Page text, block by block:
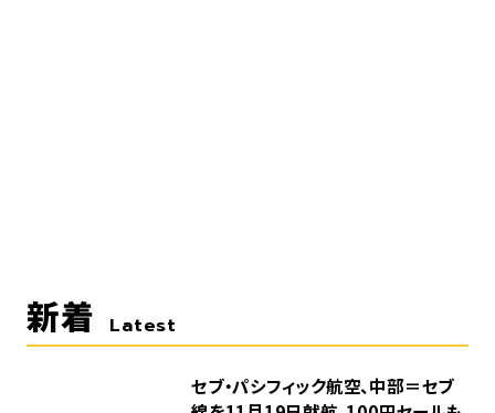
新着 Latest
セブ・パシフィック航空、中部＝セブ